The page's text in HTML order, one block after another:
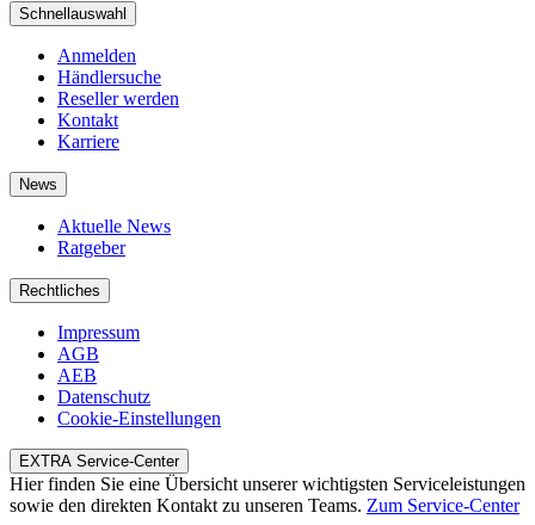
Schnellauswahl
Anmelden
Händlersuche
Reseller werden
Kontakt
Karriere
News
Aktuelle News
Ratgeber
Rechtliches
Impressum
AGB
AEB
Datenschutz
Cookie-Einstellungen
EXTRA Service-Center
Hier finden Sie eine Übersicht unserer wichtigsten Serviceleistungen
sowie den direkten Kontakt zu unseren Teams. Zum Service-Center